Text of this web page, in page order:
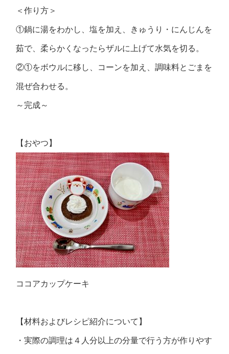
＜作り方＞
①鍋に湯をわかし、塩を加え、きゅうり・にんじんを
茹で、柔らかくなったらザルに上げて水気を切る。
②①をボウルに移し、コーンを加え、調味料とごまを
混ぜ合わせる。
～完成～
【おやつ】
ココアカップケーキ
【材料およびレシピ紹介について】
・実際の調理は４人分以上の分量で行う方が作りやす